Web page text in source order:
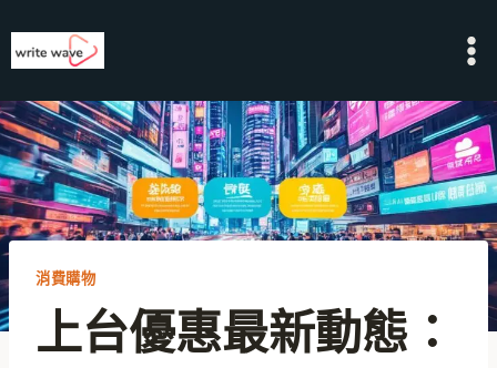
to
消費購物
上台優惠最新動態：